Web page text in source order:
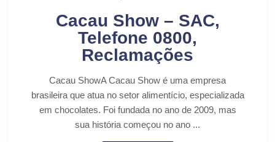
Cacau Show – SAC,
Telefone 0800,
Reclamações
Cacau ShowA Cacau Show é uma empresa
brasileira que atua no setor alimentício, especializada
em chocolates. Foi fundada no ano de 2009, mas
sua história começou no ano ...